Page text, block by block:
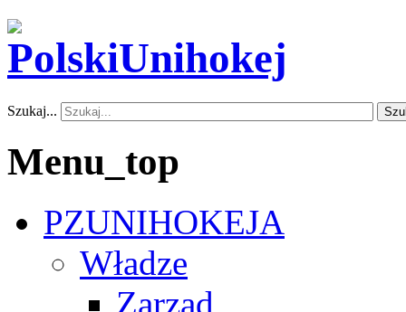
Szukaj...
Menu_top
PZUNIHOKEJA
Władze
Zarząd